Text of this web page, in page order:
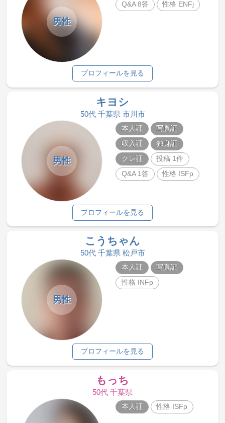
男性
Q&A 8答
性格 ENFj
プロフィールを見る
キヨシ
50代 千葉県 市川市
男性
本人証
写真証
収入証
独身証
クレ証
投稿 1件
Q&A 1答
性格 ISFp
プロフィールを見る
こうちゃん
50代 千葉県 松戸市
男性
本人証
写真証
性格 INFp
プロフィールを見る
もっち
50代 千葉県
本人証 性格 ISFp